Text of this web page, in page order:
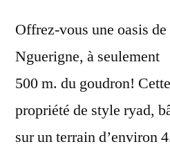
Offrez-vous une oasis
Nguerigne, à seulement
500 m. du goudron!
propriété de style ryad,
sur un terrain d’environ